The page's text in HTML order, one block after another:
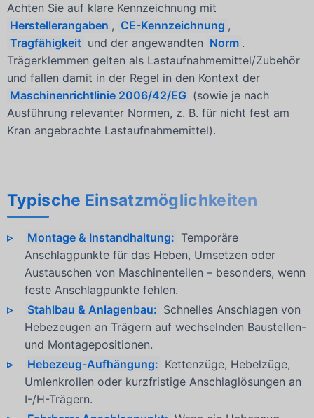
Achten Sie auf klare Kennzeichnung mit
Herstellerangaben , CE-Kennzeichnung ,
Tragfähigkeit und der angewandten Norm .
Trägerklemmen gelten als Lastaufnahmemittel/Zubehör
und fallen damit in der Regel in den Kontext der
Maschinenrichtlinie 2006/42/EG (sowie je nach
Ausführung relevanter Normen, z. B. für nicht fest am
Kran angebrachte Lastaufnahmemittel).
Typische Einsatzmöglichkeiten
Montage & Instandhaltung: Temporäre
Anschlagpunkte für das Heben, Umsetzen oder
Austauschen von Maschinenteilen – besonders, wenn
feste Anschlagpunkte fehlen.
Stahlbau & Anlagenbau: Schnelles Anschlagen von
Hebezeugen an Trägern auf wechselnden Baustellen-
und Montagepositionen.
Hebezeug-Aufhängung: Kettenzüge, Hebelzüge,
Umlenkrollen oder kurzfristige Anschlaglösungen an
I-/H-Trägern.